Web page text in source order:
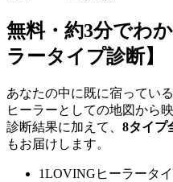
無料・約3分でわ
ラータイプ診断】
あなたの中に既に宿ってい
ヒーラーとしての地図から
診断結果に加えて、 8タイプ
もお届けします。
1LOVINGヒーラータ